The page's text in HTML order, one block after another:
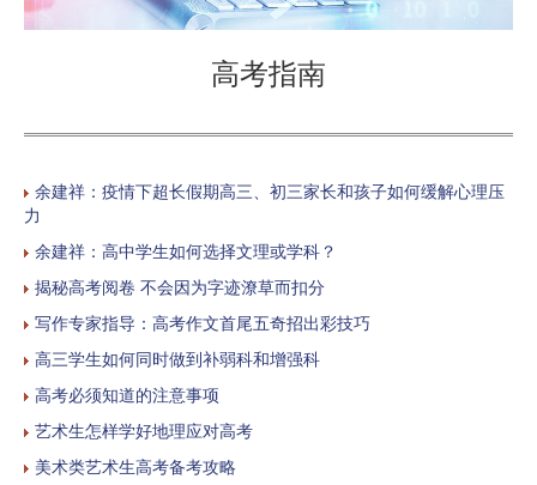
高考指南
余建祥：疫情下超长假期高三、初三家长和孩子如何缓解心理压
力
余建祥：高中学生如何选择文理或学科？
揭秘高考阅卷 不会因为字迹潦草而扣分
写作专家指导：高考作文首尾五奇招出彩技巧
高三学生如何同时做到补弱科和增强科
高考必须知道的注意事项
艺术生怎样学好地理应对高考
美术类艺术生高考备考攻略